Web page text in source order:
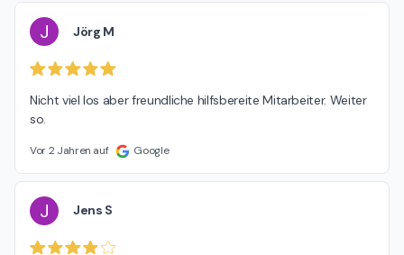
J Jörg M
Nicht viel los aber freundliche hilfsbereite Mitarbeiter. Weiter
so.
Vor 2 Jahren auf Google
J Jens S